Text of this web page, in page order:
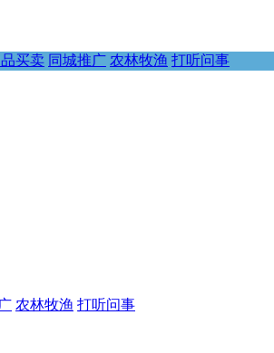
买卖 同城推广 农林牧渔 打听问事
农林牧渔 打听问事